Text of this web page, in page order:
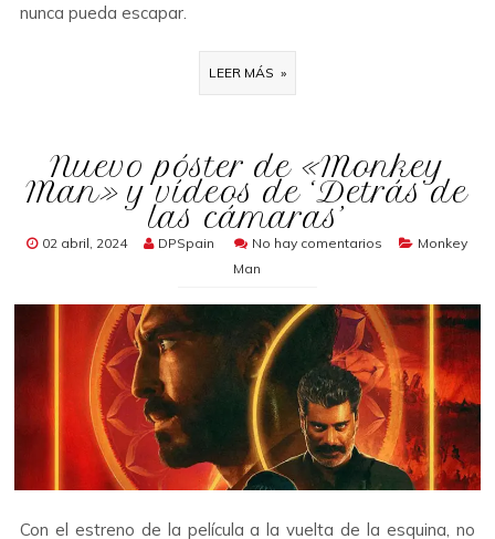
nunca pueda escapar.
LEER MÁS »
Nuevo póster de «Monkey
Man» y vídeos de ‘Detrás de
las cámaras’
02 abril, 2024 DPSpain No hay comentarios
Monkey
Man
Con el estreno de la película a la vuelta de la esquina, no